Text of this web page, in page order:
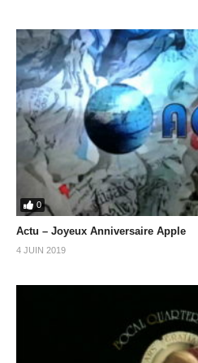
0
Actu – Joyeux Anniversaire Apple
4 JUIN 2019